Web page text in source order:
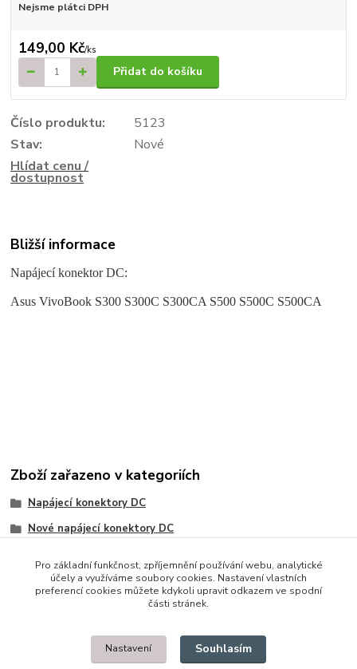
Nejsme plátci DPH
149,00 Kč/ks
Přidat do košíku
Číslo produktu:
5123
Stav:
Nové
Hlídat cenu /
dostupnost
Bližší informace
Napájecí konektor DC:
Asus VivoBook S300 S300C S300CA S500 S500C S500CA
Zboží zařazeno v kategoriích
Napájecí konektory DC
Nové napájecí konektory DC
© 2014 - 2025 Díly pro notebooky
Upravit sběr cookies.
Pro základní funkčnost, zpříjemnění používání webu, analytické
účely a využíváme soubory cookies. Nastavení vlastních
preferencí cookies můžete kdykoli upravit odkazem ve spodní
části stránek.
Nastavení Souhlasím